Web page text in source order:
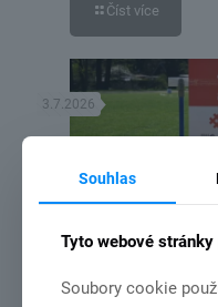
Číst více
3.7.2026
Souhlas
Tyto webové
Soubory cookie